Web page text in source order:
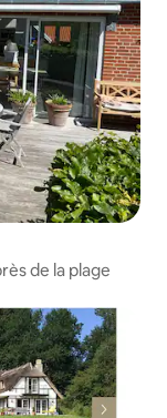
de la plage